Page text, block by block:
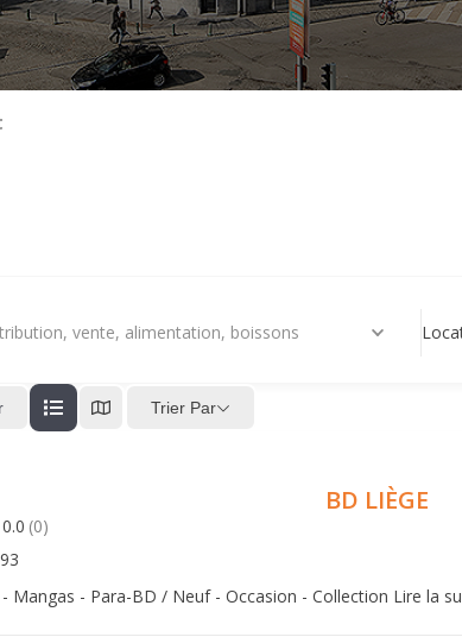
vente, alimentation, boissons
Trier Par
BD LIÈGE
0.0 (0)
Mangas - Para-BD / Neuf - Occasion - Collection Lire la